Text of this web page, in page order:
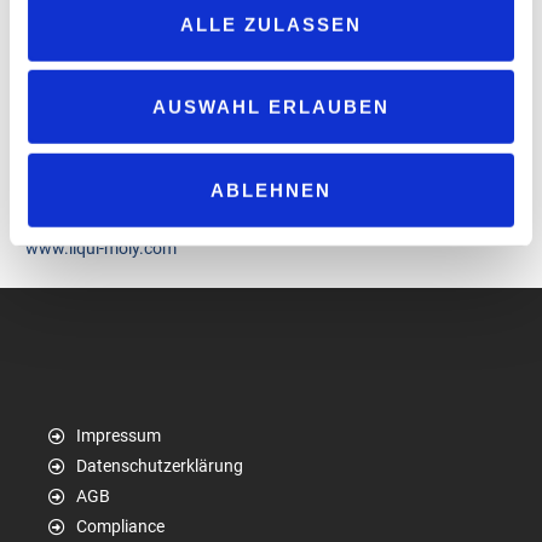
ALLE ZULASSEN
AUSWAHL ERLAUBEN
ABLEHNEN
Kollektion entsteht in Zusammenarbeit mit einem Textilpartner,
der unter fairen Bedingungen in der Türkei fertigt – mit Fokus auf
dazu wechselt der Vertriebskanal: Die Bekleidung ist künftig nicht
mehr im „Liqui Moly“-Teamshop, sondern direkt im
Produktekatalog auf liqui-moly.com unter der Rubrik
www.liqui-moly.com
Impressum
Datenschutzerklärung
AGB
Compliance